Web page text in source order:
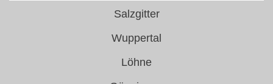
Salzgitter
Wuppertal
Löhne